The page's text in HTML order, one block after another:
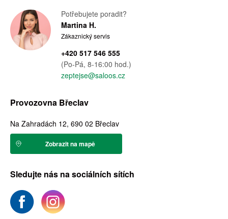
Potřebujete poradit?
Martina H.
Zákaznický servis
+420 517 546 555
(Po-Pá, 8-16:00 hod.)
zeptejse@saloos.cz
Provozovna Břeclav
Na Zahradách 12, 690 02 Břeclav
Zobrazit na mapě
Sledujte nás na sociálních sítích